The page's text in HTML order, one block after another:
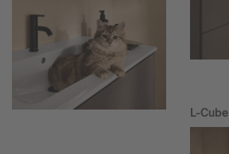
L-Cube